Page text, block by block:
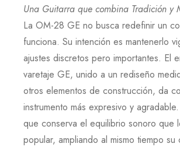
Una Guitarra que combina Tradición y
La OM-28 GE no busca redefinir un
funciona. Su intención es mantenerlo
ajustes discretos pero importantes. El
varetaje GE, unido a un rediseño
otros elementos de construcción, da
instrumento más expresivo y
que conserva el equilibrio sonoro que
popular, ampliando al mismo tiempo